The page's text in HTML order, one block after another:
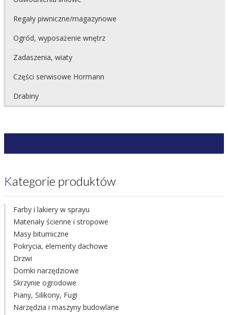
Regały piwniczne/magazynowe
Ogród, wyposażenie wnętrz
Zadaszenia, wiaty
Części serwisowe Hormann
Drabiny
Kategorie produktów
Farby i lakiery w sprayu
Materiały ścienne i stropowe
Masy bitumiczne
Pokrycia, elementy dachowe
Drzwi
Domki narzędziowe
Skrzynie ogrodowe
Piany, Silikony, Fugi
Narzędzia i maszyny budowlane